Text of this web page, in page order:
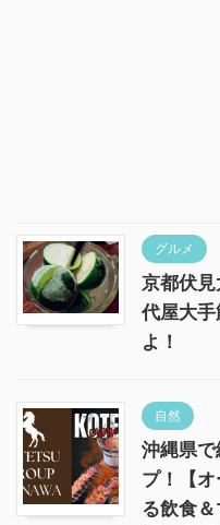
グルメ
京都伏
代屋大
よ！
自然
沖縄県
プ！【
る飲食